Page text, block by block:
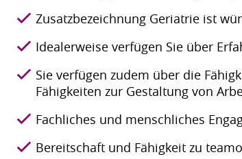
Zusatzbezeichnung Geriatrie ist
Idealerweise verfügen Sie über
Sie verfügen zudem über die
Fähigkeiten zur Gestaltung von
Fachliches und menschliches
Bereitschaft und Fähigkeit zu